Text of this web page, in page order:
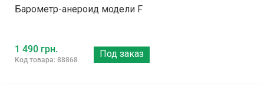
Барометр-анероид модели F
1 490 грн.
Код товара: 88868
Под заказ